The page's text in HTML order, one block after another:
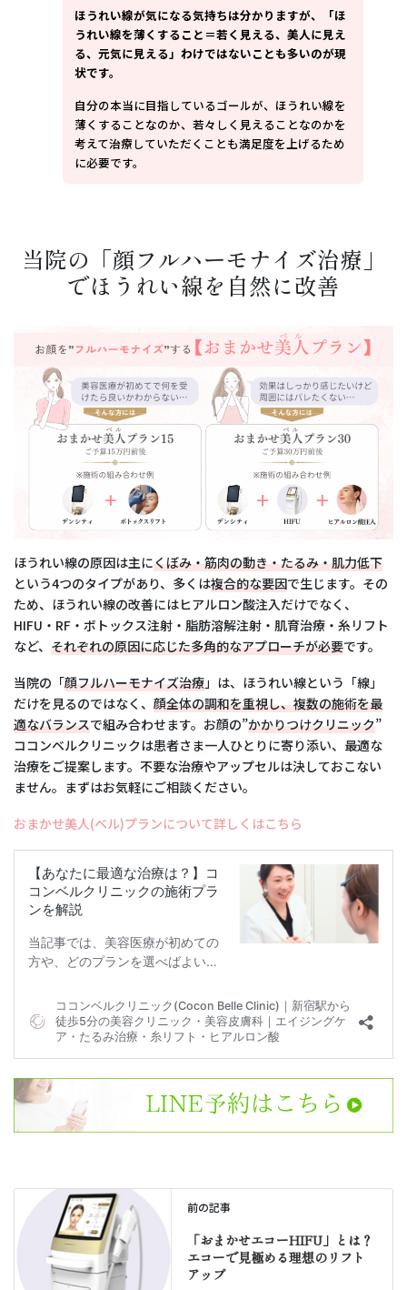
ほうれい線が気になる気持ちは分かりますが、「ほ
うれい線を薄くすること＝若く見える、美人に見え
る、元気に見える」わけではないことも多いのが現
状です。
自分の本当に目指しているゴールが、ほうれい線を
薄くすることなのか、若々しく見えることなのかを
考えて治療していただくことも満足度を上げるため
に必要です。
当院の「顔フルハーモナイズ治療」
でほうれい線を自然に改善
ほうれい線の原因は主にくぼみ・筋肉の動き・たるみ・肌力低下
という4つのタイプがあり、多くは複合的な要因で生じます。その
ため、ほうれい線の改善にはヒアルロン酸注入だけでなく、
HIFU・RF・ボトックス注射・脂肪溶解注射・肌育治療・糸リフト
など、 それぞれの原因に応じた多角的なアプローチが必要です。
当院の「顔フルハーモナイズ治療」は、ほうれい線という「線」
だけを見るのではなく、 顔全体の調和を重視し、複数の施術を最
適なバランスで組み合わせます。お顔の”かかりつけクリニック”
ココンベルクリニックは患者さま一人ひとりに寄り添い、最適な
治療をご提案します。不要な治療やアップセルは決しておこない
ません。まずはお気軽にご相談ください。
おまかせ美人(ベル)プランについて詳しくはこちら
前の記事
「おまかせエコーHIFU」とは？
エコーで見極める理想のリフト
アップ